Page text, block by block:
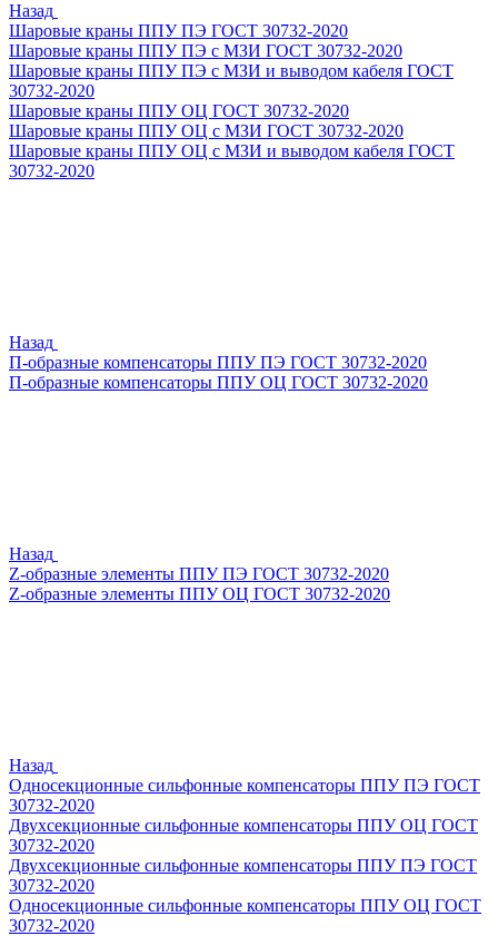
Назад
Шаровые краны ППУ ПЭ ГОСТ 30732-2020
Шаровые краны ППУ ПЭ с МЗИ ГОСТ 30732-2020
Шаровые краны ППУ ПЭ с МЗИ и выводом кабеля ГОСТ
30732-2020
Шаровые краны ППУ ОЦ ГОСТ 30732-2020
Шаровые краны ППУ ОЦ с МЗИ ГОСТ 30732-2020
Шаровые краны ППУ ОЦ с МЗИ и выводом кабеля ГОСТ
30732-2020
Назад
П-образные компенсаторы ППУ ПЭ ГОСТ 30732-2020
П-образные компенсаторы ППУ ОЦ ГОСТ 30732-2020
Назад
Z-образные элементы ППУ ПЭ ГОСТ 30732-2020
Z-образные элементы ППУ ОЦ ГОСТ 30732-2020
Назад
Односекционные сильфонные компенсаторы ППУ ПЭ ГОСТ
30732-2020
Двухсекционные сильфонные компенсаторы ППУ ОЦ ГОСТ
30732-2020
Двухсекционные сильфонные компенсаторы ППУ ПЭ ГОСТ
30732-2020
Односекционные сильфонные компенсаторы ППУ ОЦ ГОСТ
30732-2020